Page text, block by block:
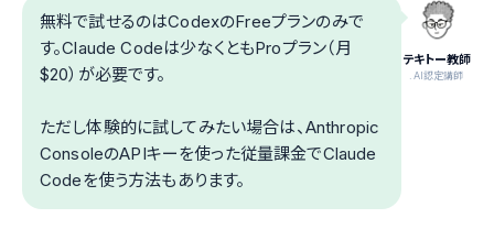
テキトー教師
.AI認定講師
無料で試せるのはCodexのFreeプランのみで
す。Claude Codeは少なくともProプラン（月
$20）が必要です。
ただし体験的に試してみたい場合は、Anthropic
ConsoleのAPIキーを使った従量課金でClaude
Codeを使う方法もあります。